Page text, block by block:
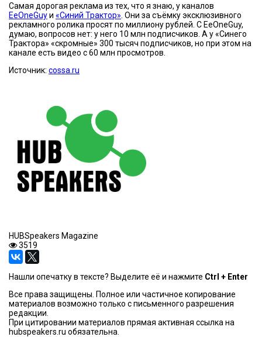
Самая дорогая реклама из тех, что я знаю, у каналов
EeOneGuyи «Синий Трактор» . Они за съёмку эксклюзивного
рекламного ролика просят по миллиону рублей. C EeOneGuy,
думаю, вопросов нет: у него 10 млн подписчиков. А у «Синего
Трактора» «скромные» 300 тысяч подписчиков, но при этом на
канале есть видео с 60 млн просмотров.
Источник: cossa.ru
HUBSpeakers Magazine
3519
Нашли опечатку в тексте? Выделите её и нажмите Ctrl + Enter
Все права защищены. Полное или частичное копирование
материалов возможно только с письменного разрешения
редакции.
При цитировании материалов прямая активная ссылка на
hubspeakers.ru обязательна.